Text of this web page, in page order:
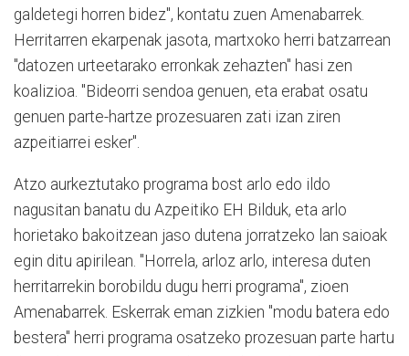
galdetegi horren bidez", kontatu zuen Amenabarrek.
Herritarren ekarpenak jasota, martxoko herri batzarrean
"datozen urteetarako erronkak zehazten" hasi zen
koalizioa. "Bideorri sendoa genuen, eta erabat osatu
genuen parte-hartze prozesuaren zati izan ziren
azpeitiarrei esker".
Atzo aurkeztutako programa bost arlo edo ildo
nagusitan banatu du Azpeitiko EH Bilduk, eta arlo
horietako bakoitzean jaso dutena jorratzeko lan saioak
egin ditu apirilean. "Horrela, arloz arlo, interesa duten
herritarrekin borobildu dugu herri programa", zioen
Amenabarrek. Eskerrak eman zizkien "modu batera edo
bestera" herri programa osatzeko prozesuan parte hartu